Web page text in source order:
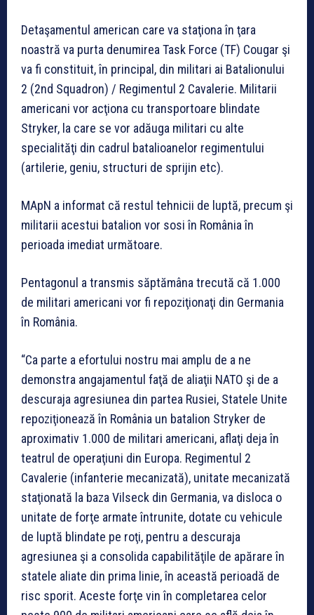
Detaşamentul american care va staţiona în ţara
noastră va purta denumirea Task Force (TF) Cougar şi
va fi constituit, în principal, din militari ai Batalionului
2 (2nd Squadron) / Regimentul 2 Cavalerie. Militarii
americani vor acţiona cu transportoare blindate
Stryker, la care se vor adăuga militari cu alte
specialităţi din cadrul batalioanelor regimentului
(artilerie, geniu, structuri de sprijin etc).
MApN a informat că restul tehnicii de luptă, precum şi
militarii acestui batalion vor sosi în România în
perioada imediat următoare.
Pentagonul a transmis săptămâna trecută că 1.000
de militari americani vor fi repoziţionaţi din Germania
în România.
“Ca parte a efortului nostru mai amplu de a ne
demonstra angajamentul faţă de aliaţii NATO şi de a
descuraja agresiunea din partea Rusiei, Statele Unite
repoziţionează în România un batalion Stryker de
aproximativ 1.000 de militari americani, aflaţi deja în
teatrul de operaţiuni din Europa. Regimentul 2
Cavalerie (infanterie mecanizată), unitate mecanizată
staţionată la baza Vilseck din Germania, va disloca o
unitate de forţe armate întrunite, dotate cu vehicule
de luptă blindate pe roţi, pentru a descuraja
agresiunea şi a consolida capabilităţile de apărare în
statele aliate din prima linie, în această perioadă de
risc sporit. Aceste forţe vin în completarea celor